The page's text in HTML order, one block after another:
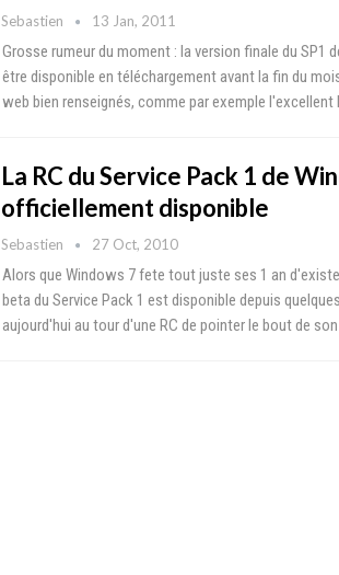
Sebastien 13 Jan, 2011
Grosse rumeur du moment : la version finale du SP1
être disponible en téléchargement avant la fin du
web bien renseignés, comme par exemple l'excellent
La RC du Service Pack 1 de
officiellement disponible
Sebastien 27 Oct, 2010
Alors que Windows 7 fete tout juste ses 1 an
beta du Service Pack 1 est disponible depuis
aujourd'hui au tour d'une RC de pointer le bout de